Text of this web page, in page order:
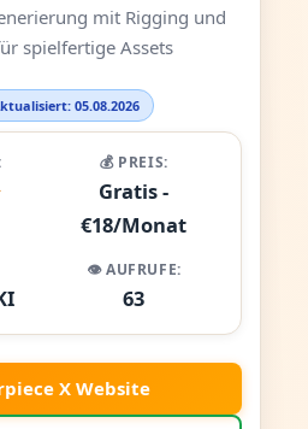
mit Rigging und
spielfertige Assets
05.08.2026
💰 PREIS:
Gratis -
€18/Monat
👁️ AUFRUFE:
63
X Website